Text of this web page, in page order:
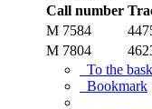
Call number
M 7584
M 7804
To the
Bookmark